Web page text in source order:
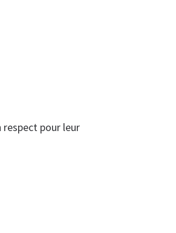
respect pour leur